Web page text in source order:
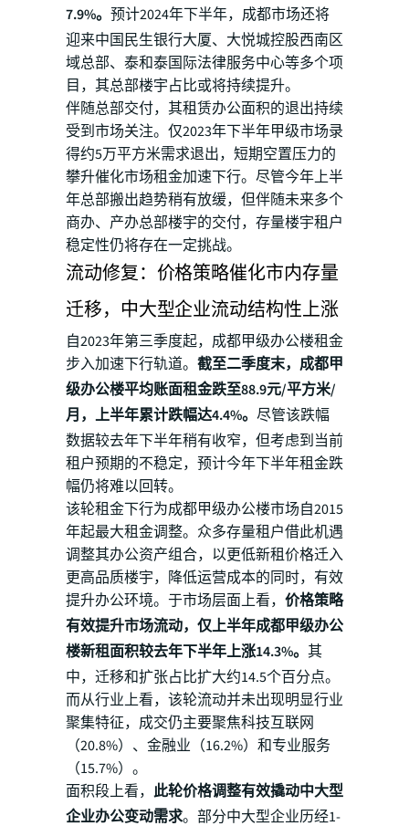
7.9%。 预计2024年下半年，成都市场还将
迎来中国民生银行大厦、大悦城控股西南区
域总部、泰和泰国际法律服务中心等多个项
目，其总部楼宇占比或将持续提升。
伴随总部交付，其租赁办公面积的退出持续
受到市场关注。仅2023年下半年甲级市场录
得约5万平方米需求退出，短期空置压力的
攀升催化市场租金加速下行。尽管今年上半
年总部搬出趋势稍有放缓，但伴随未来多个
商办、产办总部楼宇的交付，存量楼宇租户
稳定性仍将存在一定挑战。
流动修复：价格策略催化市内存量
迁移，中大型企业流动结构性上涨
自2023年第三季度起，成都甲级办公楼租金
步入加速下行轨道。 截至二季度末，成都甲
级办公楼平均账面租金跌至88.9元/平方米/
月，上半年累计跌幅达4.4%。 尽管该跌幅
数据较去年下半年稍有收窄，但考虑到当前
租户预期的不稳定，预计今年下半年租金跌
幅仍将难以回转。
该轮租金下行为成都甲级办公楼市场自2015
年起最大租金调整。众多存量租户借此机遇
调整其办公资产组合，以更低新租价格迁入
更高品质楼宇，降低运营成本的同时，有效
提升办公环境。于市场层面上看， 价格策略
有效提升市场流动，仅上半年成都甲级办公
楼新租面积较去年下半年上涨14.3%。 其
中，迁移和扩张占比扩大约14.5个百分点。
而从行业上看，该轮流动并未出现明显行业
聚集特征，成交仍主要聚焦科技互联网
（20.8%）、金融业（16.2%）和专业服务
（15.7%）。
面积段上看， 此轮价格调整有效撬动中大型
企业办公变动需求。部分中大型企业历经1-